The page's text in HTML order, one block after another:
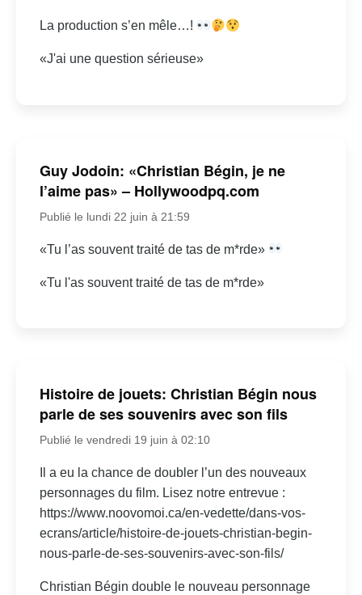
La production s’en mêle…!
«J'ai une question sérieuse»
Guy Jodoin: «Christian Bégin, je ne
l’aime pas» – Hollywoodpq.com
Publié le lundi 22 juin à 21:59
«Tu l’as souvent traité de tas de m*rde»
«Tu l'as souvent traité de tas de m*rde»
Histoire de jouets: Christian Bégin nous
parle de ses souvenirs avec son fils
Publié le vendredi 19 juin à 02:10
Il a eu la chance de doubler l’un des nouveaux
personnages du film. Lisez notre entrevue :
https://www.noovomoi.ca/en-vedette/dans-vos-
ecrans/article/histoire-de-jouets-christian-begin-
nous-parle-de-ses-souvenirs-avec-son-fils/
Christian Bégin double le nouveau personnage